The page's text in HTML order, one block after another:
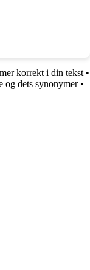
korrekt i din tekst •
og dets synonymer•